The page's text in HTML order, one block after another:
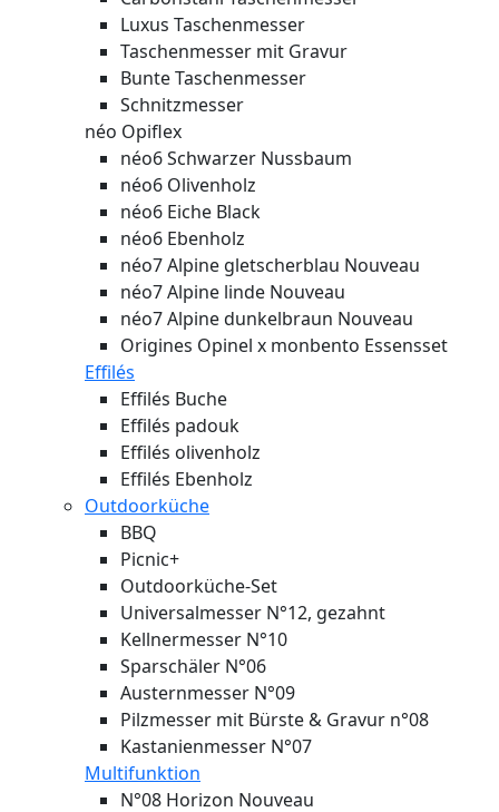
Luxus Taschenmesser
Taschenmesser mit Gravur
Bunte Taschenmesser
Schnitzmesser
néo Opiflex
néo6 Schwarzer Nussbaum
néo6 Olivenholz
néo6 Eiche Black
néo6 Ebenholz
néo7 Alpine gletscherblau Nouveau
néo7 Alpine linde Nouveau
néo7 Alpine dunkelbraun Nouveau
Origines Opinel x monbento Essensset
Effilés
Effilés Buche
Effilés padouk
Effilés olivenholz
Effilés Ebenholz
Outdoorküche
BBQ
Picnic+
Outdoorküche-Set
Universalmesser N°12, gezahnt
Kellnermesser N°10
Sparschäler N°06
Austernmesser N°09
Pilzmesser mit Bürste & Gravur n°08
Kastanienmesser N°07
Multifunktion
N°08 Horizon Nouveau